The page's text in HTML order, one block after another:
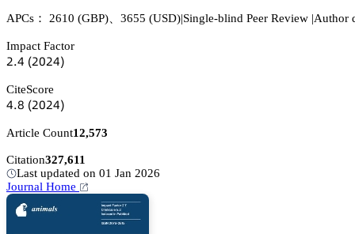
APCs： 2610 (GBP) 3655 (USD)|Single-blind Peer Review |Author
Impact Factor
缗.鋺 (缗蔡缗鋺)
CiteScore
鋺.躭 (缗蔡缗鋺)
Article Count12,573
Citation327,611
Last updated on 01 Jan 2026
Journal Home